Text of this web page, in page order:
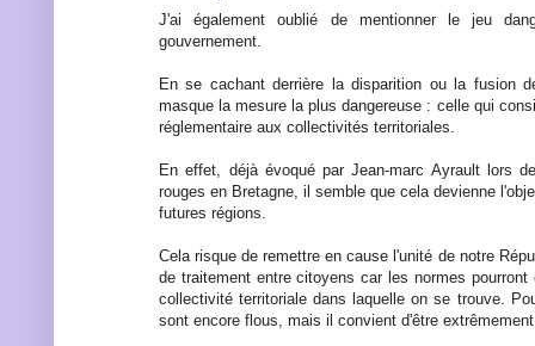
J'ai également oublié de mentionner le jeu
gouvernement.
En se cachant derrière la disparition ou la fusion
masque la mesure la plus dangereuse : celle qui
réglementaire aux collectivités territoriales.
En effet, déjà évoqué par Jean-marc Ayrault lors
rouges en Bretagne, il semble que cela devienne
futures régions.
Cela risque de remettre en cause l'unité de notre
de traitement entre citoyens car les normes
collectivité territoriale dans laquelle on se trouve.
sont encore flous, mais il convient d'être